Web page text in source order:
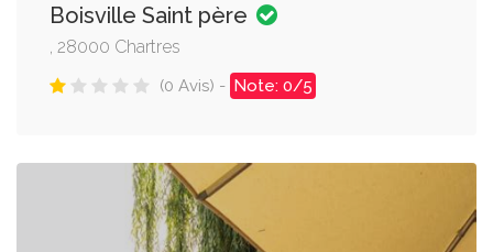
Boisville Saint père
, 28000 Chartres
(0 Avis) - Note: 0/5